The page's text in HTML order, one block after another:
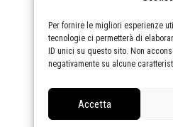
Per fornire le migliori esperienze
tecnologie ci permetterà di
ID unici su questo sito. Non
negativamente su alcune
Accetta